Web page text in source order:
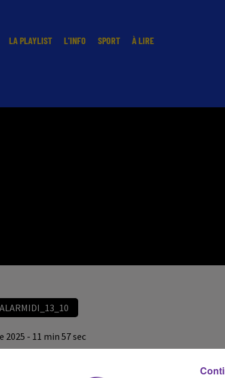
LA PLAYLIST L'INFO SPORT À LIRE
2025 - 11 min 57 sec